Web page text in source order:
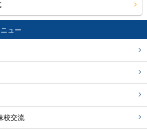
校交流